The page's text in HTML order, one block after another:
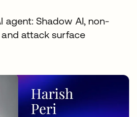
agent: Shadow AI, non-
attack surface